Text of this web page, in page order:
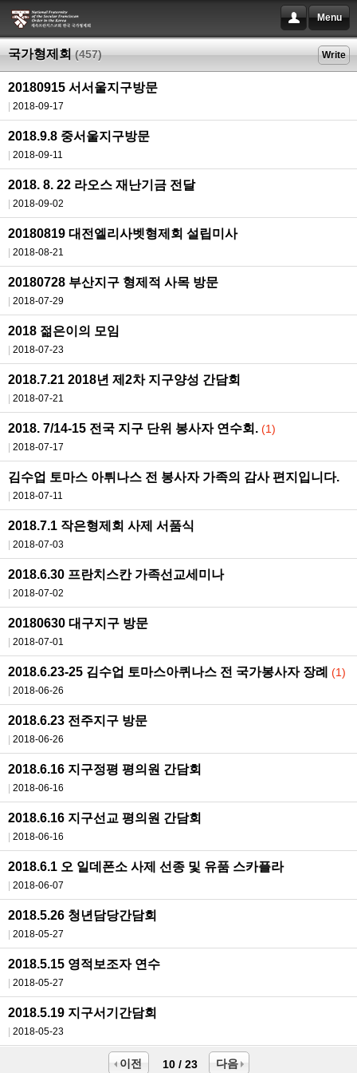
Menu
국가형제회 (457) Write
20180915 서서울지구방문
2018-09-17
2018.9.8 중서울지구방문
2018-09-11
2018. 8. 22 라오스 재난기금 전달
2018-09-02
20180819 대전엘리사벳형제회 설립미사
2018-08-21
20180728 부산지구 형제적 사목 방문
2018-07-29
2018 젊은이의 모임
2018-07-23
2018.7.21 2018년 제2차 지구양성 간담회
2018-07-21
2018. 7/14-15 전국 지구 단위 봉사자 연수회. (1)
2018-07-17
김수업 토마스 아튀나스 전 봉사자 가족의 감사 편지입니다.
2018-07-11
2018.7.1 작은형제회 사제 서품식
2018-07-03
2018.6.30 프란치스칸 가족선교세미나
2018-07-02
20180630 대구지구 방문
2018-07-01
2018.6.23-25 김수업 토마스아퀴나스 전 국가봉사자 장례 (1)
2018-06-26
2018.6.23 전주지구 방문
2018-06-26
2018.6.16 지구정평 평의원 간담회
2018-06-16
2018.6.16 지구선교 평의원 간담회
2018-06-16
2018.6.1 오 일데폰소 사제 선종 및 유품 스카플라
2018-06-07
2018.5.26 청년담당간담회
2018-05-27
2018.5.15 영적보조자 연수
2018-05-27
2018.5.19 지구서기간담회
2018-05-23
이전 10 / 23 다음